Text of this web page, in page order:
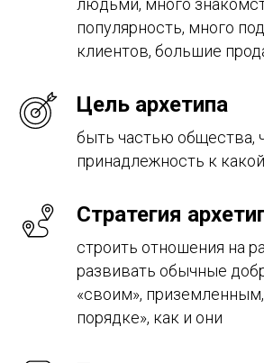
людьми, много
популярность, много
клиентов, большие
Цель архетипа
быть частью общества,
принадлежность к
Стратегия
строить отношения на
развивать обычные
«своим»,
порядке», как и они